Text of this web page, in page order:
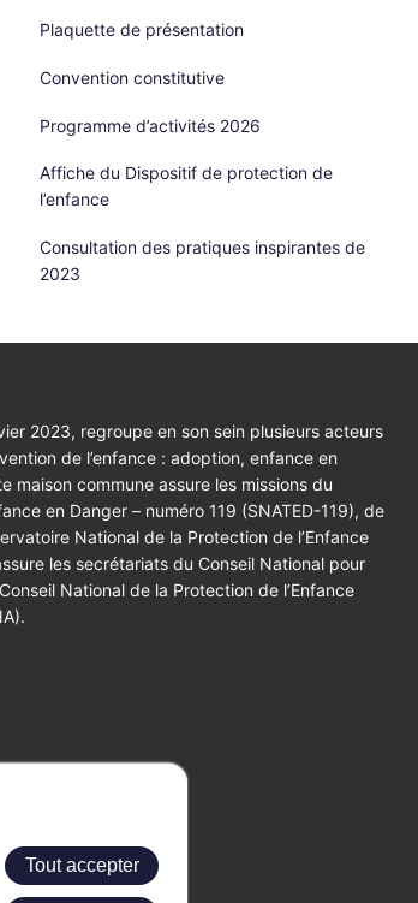
Tout accepter
Plaquette de présentation
Convention constitutive
Programme d’activités 2026
Affiche du Dispositif de protection de
l’enfance
Consultation des pratiques inspirantes de
2023
2023, regroupe en son sein plusieurs acteurs
de l’enfance : adoption, enfance en
maison commune assure les missions du
en Danger – numéro 119 (SNATED-119), de
National de la Protection de l’Enfance
les secrétariats du Conseil National pour
National de la Protection de l’Enfance